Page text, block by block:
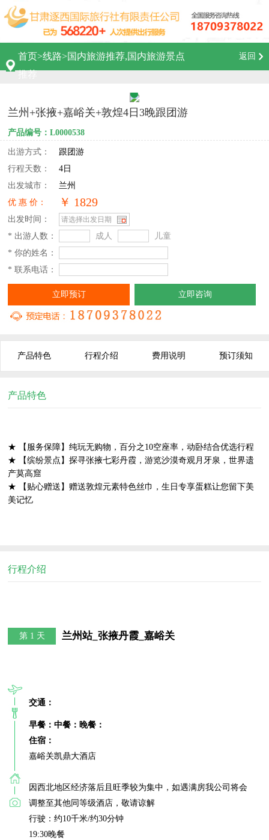
首页>线路>国内旅游推荐,国内旅游景点
返回
兰州+张掖+嘉峪关+敦煌4日3晚跟团游
产品编号：L0000538
出游方式：
跟团游
行程天数：
4日
出发城市：
兰州
优 惠 价：
￥ 1829
出发时间：
* 出游人数：
成人
儿童
* 你的姓名：
* 联系电话：
立即预订 立即咨询
产品特色 行程介绍 费用说明 预订须知
产品特色
★ 【服务保障】纯玩无购物，百分之10空座率，动卧结合优选行程
★ 【缤纷景点】探寻张掖七彩丹霞，游览沙漠奇观月牙泉，世界遗
产莫高窟
★ 【贴心赠送】赠送敦煌元素特色丝巾，生日专享蛋糕让您留下美
美记忆
行程介绍
第 1 天 兰州站_张掖丹霞_嘉峪关
交通：
早餐：中餐：晚餐：
住宿：
嘉峪关凯鼎大酒店
因西北地区经济落后且旺季较为集中，如遇满房我公司将会
调整至其他同等级酒店，敬请谅解
行驶：约10千米/约30分钟
19:30晚餐